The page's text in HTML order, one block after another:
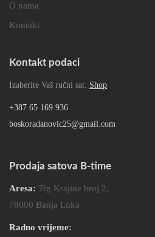
O nama
Kontakt
Kontakt podaci
Izaberite Vaš ručni sat. Shop
+387 65 169 936
boskoradanovic25@gmail.com
Prodaja satova B-time
Aresa: Trg Krajine broj 2,
78000 Banja Luka
Radno vrijeme: